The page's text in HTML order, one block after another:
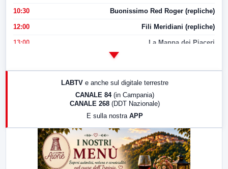
10:30 Buonissimo Red Roger (repliche)
12:00 Fili Meridiani (repliche)
13:00 La Mappa dei Piaceri
LabNews (replica)
LABTV e anche sul digitale terrestre
CANALE 84 (in Campania)
CANALE 268 (DDT Nazionale)
E sulla nostra APP